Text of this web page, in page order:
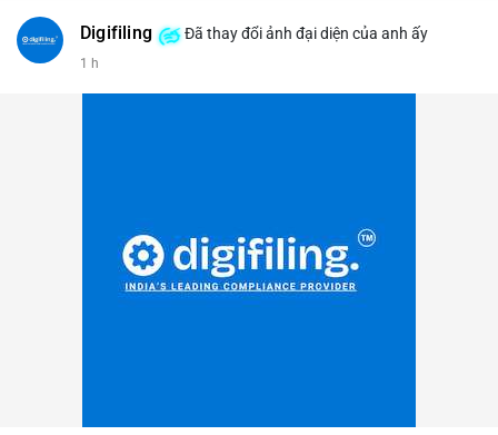
#vlikevn #titanbot
Digifiling Đã thay đổi ảnh đại diện của anh ấy
1 h